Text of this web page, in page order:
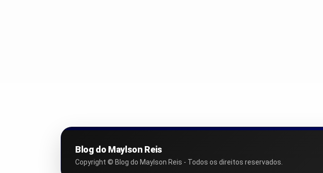
Blog do Maylson Reis
Copyright © Blog do Maylson Reis - Todos os direitos reservados.